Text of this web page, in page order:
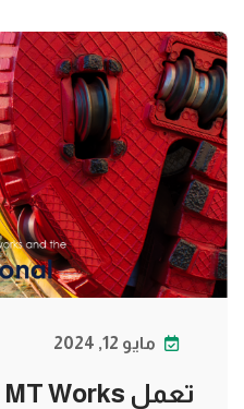
مايو 12, 2024